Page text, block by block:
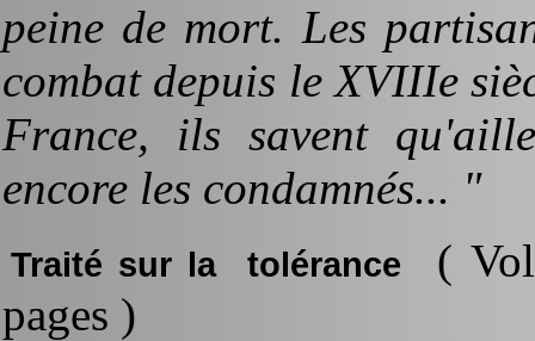
peine de mort. Les
combat depuis le XVIIIe
France, ils savent
encore les condamnés... "
Traité sur la tolérance
(
pages )